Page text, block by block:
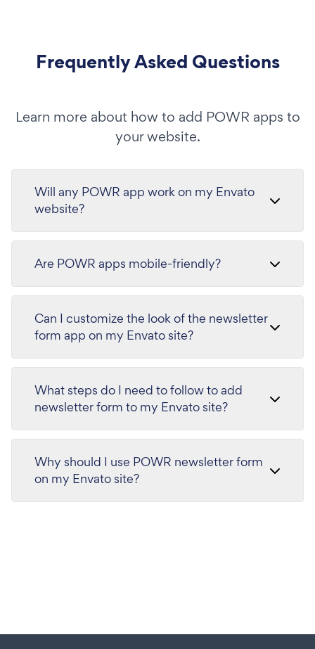
Frequently Asked Questions
Learn more about how to add POWR apps to
your website.
Will any POWR app work on my Envato
website?
Are POWR apps mobile-friendly?
Can I customize the look of the newsletter
form app on my Envato site?
What steps do I need to follow to add
newsletter form to my Envato site?
Why should I use POWR newsletter form
on my Envato site?